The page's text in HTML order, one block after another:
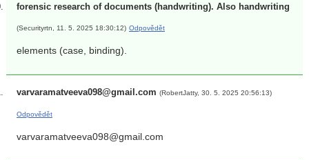
forensic research of documents (handwriting). Also handwriting
(Securityrtn, 11. 5. 2025 18:30:12) Odpovědět
elements (case, binding).
varvaramatveeva098@gmail.com (RobertJatty, 30. 5. 2025 20:56:13)
Odpovědět
varvaramatveeva098@gmail.com